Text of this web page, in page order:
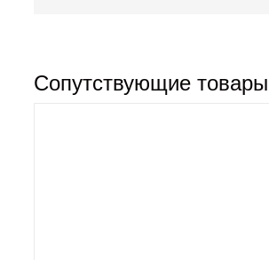
Сопутствующие товары